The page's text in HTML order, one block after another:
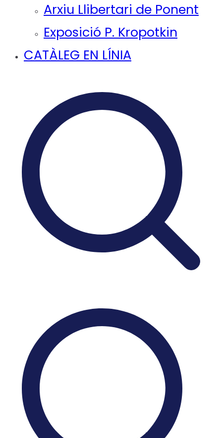
Arxiu Llibertari de Ponent
Exposició P. Kropotkin
CATÀLEG EN LÍNIA